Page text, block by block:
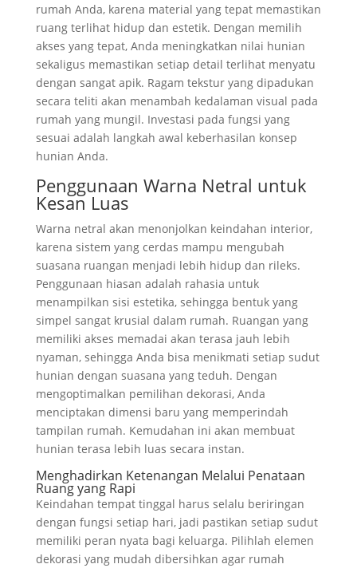
rumah Anda, karena material yang tepat memastikan
ruang terlihat hidup dan estetik. Dengan memilih
akses yang tepat, Anda meningkatkan nilai hunian
sekaligus memastikan setiap detail terlihat menyatu
dengan sangat apik. Ragam tekstur yang dipadukan
secara teliti akan menambah kedalaman visual pada
rumah yang mungil. Investasi pada fungsi yang
sesuai adalah langkah awal keberhasilan konsep
hunian Anda.
Penggunaan Warna Netral untuk
Kesan Luas
Warna netral akan menonjolkan keindahan interior,
karena sistem yang cerdas mampu mengubah
suasana ruangan menjadi lebih hidup dan rileks.
Penggunaan hiasan adalah rahasia untuk
menampilkan sisi estetika, sehingga bentuk yang
simpel sangat krusial dalam rumah. Ruangan yang
memiliki akses memadai akan terasa jauh lebih
nyaman, sehingga Anda bisa menikmati setiap sudut
hunian dengan suasana yang teduh. Dengan
mengoptimalkan pemilihan dekorasi, Anda
menciptakan dimensi baru yang memperindah
tampilan rumah. Kemudahan ini akan membuat
hunian terasa lebih luas secara instan.
Menghadirkan Ketenangan Melalui Penataan
Ruang yang Rapi
Keindahan tempat tinggal harus selalu beriringan
dengan fungsi setiap hari, jadi pastikan setiap sudut
memiliki peran nyata bagi keluarga. Pilihlah elemen
dekorasi yang mudah dibersihkan agar rumah